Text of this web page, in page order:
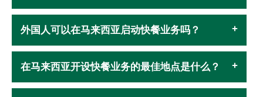
外国人可以在马来西亚启动快餐业务吗？
在马来西亚开设快餐业务的最佳地点是什么？